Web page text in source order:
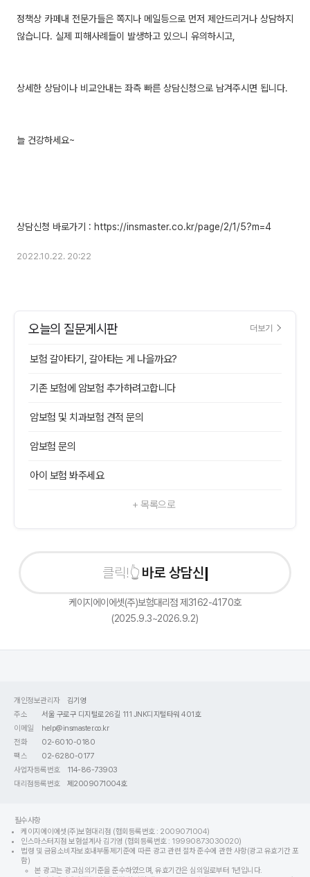
정책상 카페내 전문가들은 쪽지나 메일등으로 먼저 제안드리거나 상담하지
않습니다. 실제 피해사례들이 발생하고 있으니 유의하시고,
상세한 상담이나 비교안내는 좌측 빠른 상담신청으로 남겨주시면 됩니다.
늘 건강하세요~
2022.10.22. 20:22
오늘의 질문게시판 더보기
보험 갈아타기, 갈아타는 게 나을까요?
기존 보험에 암보험 추가하려고합니다
암보험 및 치과보험 견적 문의
암보험 문의
아이 보험 봐주세요
+ 목록으로
바로 상담신청
케이지에이에셋(주)보험대리점 제3162-4170호
(2025.9.3~2026.9.2)
개인정보관리자
김기영
주소
서울 구로구 디지털로26길 111 JNK디지털타워 401호
이메일
help@insmaster.co.kr
전화
02-6010-0180
팩스
02-6280-0177
사업자등록번호
114-86-73903
대리점등록번호
제2009071004호
필수사항
케이지에이에셋(주)보험대리점 (협회등록번호 : 2009071004)
인스마스터지점 보험설계사 김기영 (협회등록번호 : 19990873030020)
법령 및 금융소비자보호내부통제기준에 따른 광고 관련 절차 준수에 관한 사항(광고 유효기간 포
함)
본 광고는 광고심의기준을 준수하였으며, 유효기간은 심의일로부터 1년입니다.